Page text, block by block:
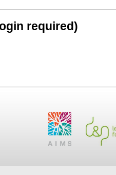
required)